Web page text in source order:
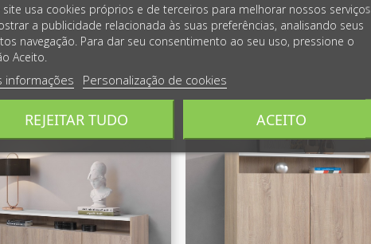
site usa cookies próprios e de terceiros para melhorar nossos serviços
a publicidade relacionada às suas preferências, analisando seus
navegação. Para dar seu consentimento ao seu uso, pressione o
Aceito.
informações Personalização de cookies
REJEITAR TUDO ACEITO